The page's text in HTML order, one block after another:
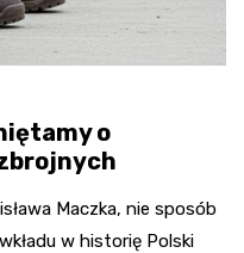
o
Maczka, nie sposób
w historię Polski